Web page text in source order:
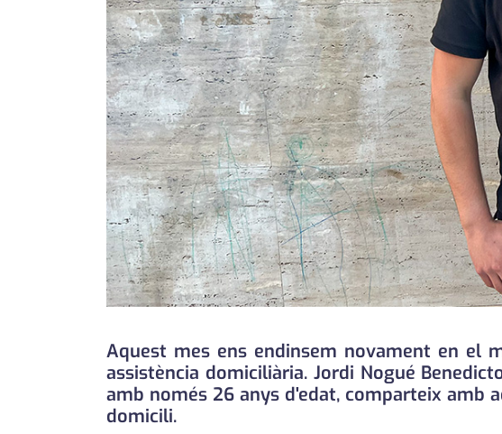
Aquest mes ens endinsem novament en el
assistència domiciliària. Jordi Nogué
amb només 26 anys d'edat, comparteix amb
domicili.